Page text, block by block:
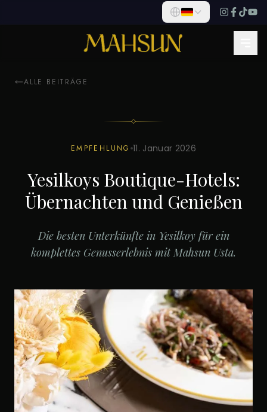
ALLE BEITRÄGE
EMPFEHLUNG 11. Januar 2026
Yesilkoys Boutique-Hotels:
Übernachten und Genießen
Die besten Unterkünfte in Yesilkoy für ein
komplettes Genusserlebnis mit Mahsun Usta.
HISTORISCHER BAHNHOF YEŞILKÖY
Reservieren Sie Jetzt Ihren Tisch
für Serpme-Frühstück, Dry-Aged-Steak und
traditionelle Kebabs.
Später